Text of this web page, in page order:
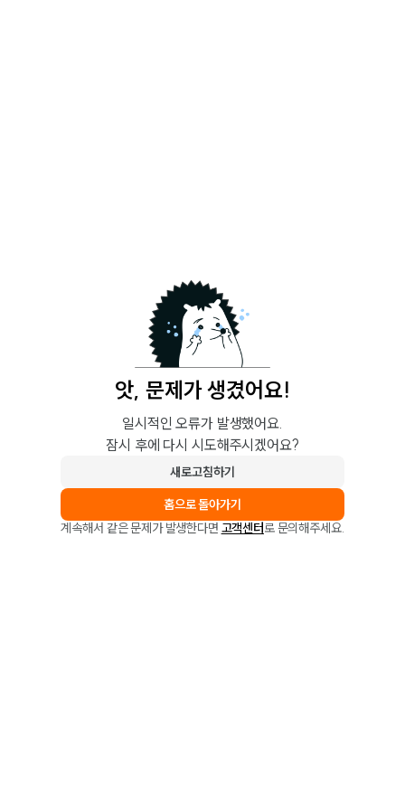
앗, 문제가 생겼어요!
일시적인 오류가 발생했어요.
잠시 후에 다시 시도해주시겠어요?
새로고침하기
홈으로 돌아가기
계속해서 같은 문제가 발생한다면 고객센터로 문의해주세요.